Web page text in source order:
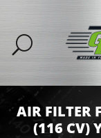
AIR FILTER
(116 CV)